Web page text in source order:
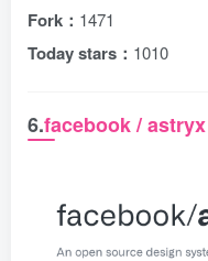
Fork： 1471
Today stars： 1010
6.facebook / astryx